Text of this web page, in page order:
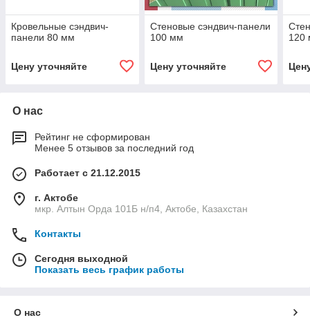
Кровельные сэндвич-
панели 80 мм
Цену уточняйте
Стеновые сэндвич-панели
100 мм
Цену уточняйте
120
О нас
Рейтинг не сформирован
Менее 5 отзывов за последний год
Работает с 21.12.2015
г. Актобе
мкр. Алтын Орда 101Б н/п4, Актобе, Казахстан
Контакты
Сегодня выходной
Показать весь график работы
О нас